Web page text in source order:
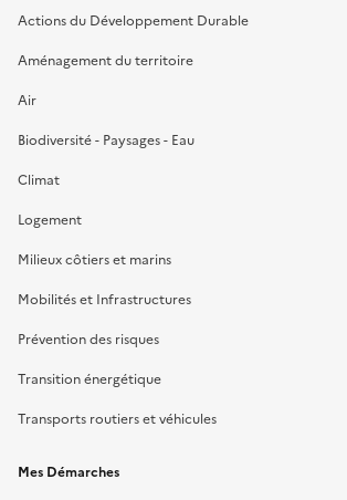
Actions du Développement Durable
Aménagement du territoire
Air
Biodiversité - Paysages - Eau
Climat
Logement
Milieux côtiers et marins
Mobilités et Infrastructures
Prévention des risques
Transition énergétique
Transports routiers et véhicules
Mes Démarches